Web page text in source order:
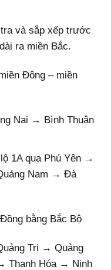
và sắp xếp trước
ra miền Bắc.
Đông – miền
Nai → Bình Thuận
1A qua Phú Yên →
Nam → Đà
bằng Bắc Bộ
Trị → Quảng
Thanh Hóa → Ninh